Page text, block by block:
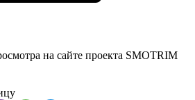
на сайте проекта SMOTRIM